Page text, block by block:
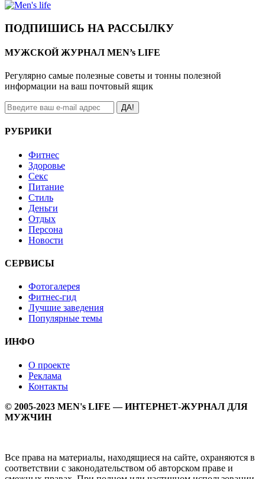
ПОДПИШИСЬ НА РАССЫЛКУ
МУЖСКОЙ ЖУРНАЛ MEN’s LIFE
Регулярно самые полезные советы и тонны полезной
информации на ваш почтовый ящик
ДА!
РУБРИКИ
Фитнес
Здоровье
Секс
Питание
Стиль
Деньги
Отдых
Персона
Новости
СЕРВИСЫ
Фотогалерея
Фитнес-гид
Лучшие заведения
Популярные темы
ИНФО
О проекте
Реклама
Контакты
© 2005-2023 MEN's LIFE — ИНТЕРНЕТ-ЖУРНАЛ ДЛЯ
МУЖЧИН
Все права на материалы, находящиеся на сайте, охраняются в
соответствии с законодательством об авторском праве и